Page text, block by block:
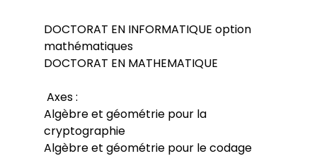
DOCTORAT EN INFORMATIQUE option
mathématiques
DOCTORAT EN MATHEMATIQUE
Axes :
Algèbre et géométrie pour la
cryptographie
Algèbre et géométrie pour le codage